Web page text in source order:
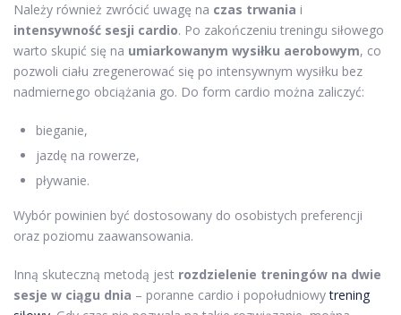
Należy również zwrócić uwagę na czas trwania i
intensywność sesji cardio. Po zakończeniu treningu siłowego
warto skupić się na umiarkowanym wysiłku aerobowym, co
pozwoli ciału zregenerować się po intensywnym wysiłku bez
nadmiernego obciążania go. Do form cardio można zaliczyć:
bieganie,
jazdę na rowerze,
pływanie.
Wybór powinien być dostosowany do osobistych preferencji
oraz poziomu zaawansowania.
Inną skuteczną metodą jest rozdzielenie treningów na dwie
sesje w ciągu dnia – poranne cardio i popołudniowytrening